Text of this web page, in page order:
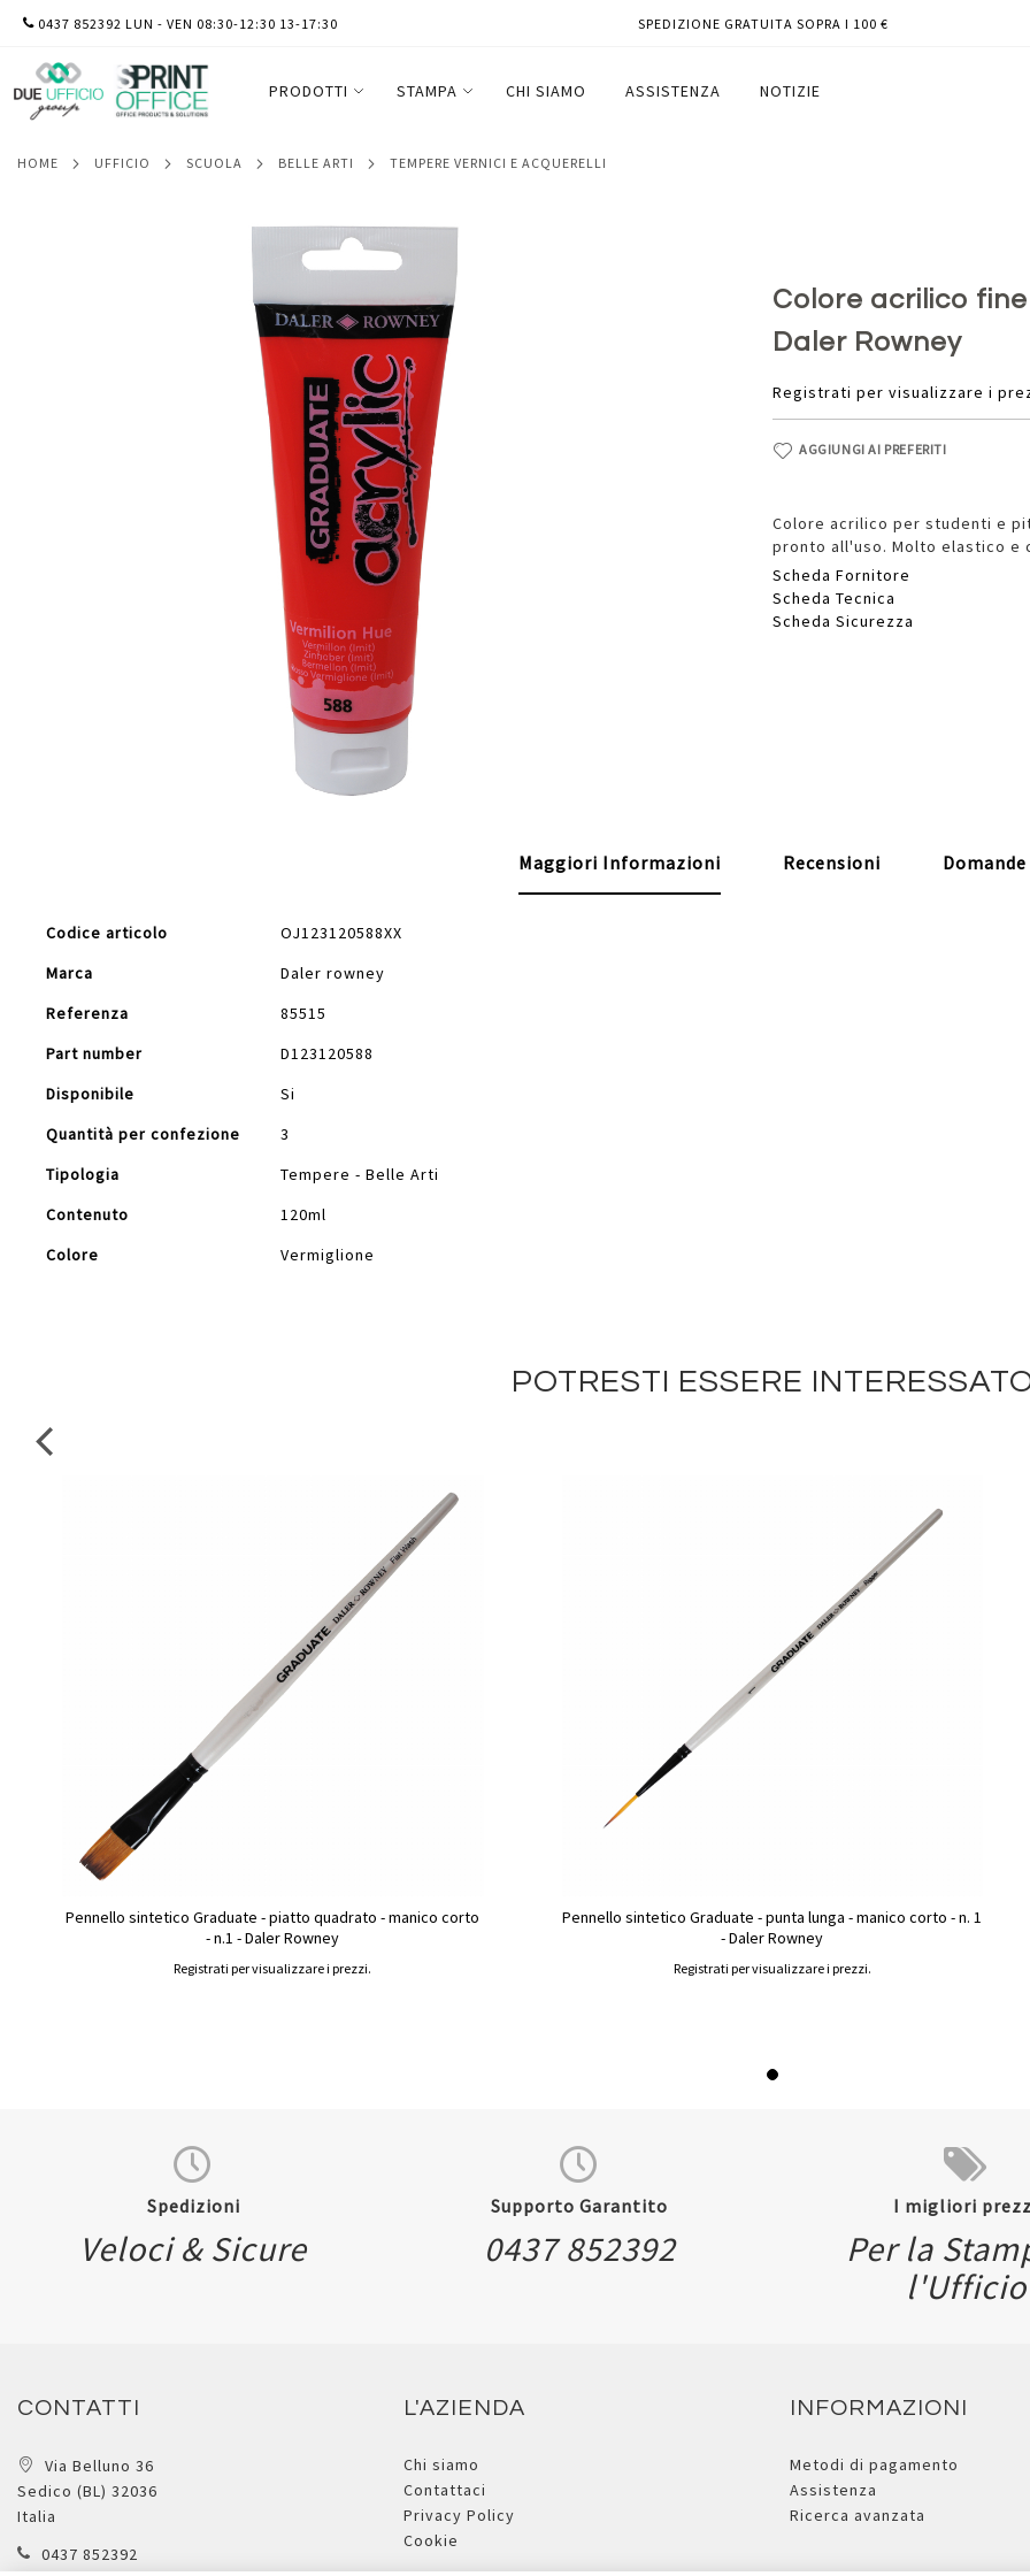
SALTA
CONTENUTO
0437 852392 LUN - VEN 08:30-12:30 13-17:30 SPEDIZIONE GRATUITA SOPRA I 100 €
PRODOTTI STAMPA CHI SIAMO ASSISTENZA NOTIZIE
HOME UFFICIO SCUOLA BELLE ARTI TEMPERE VERNICI E ACQUERELLI
Colore acrilico
Daler Rowney
Registrati per visualizzare i
AGGIUNGI AI PREFERITI
Colore acrilico per studenti e
pronto all'uso. Molto elastico e
Scheda Fornitore
Scheda Tecnica
Scheda Sicurezza
immagini
Maggiori Informazioni
Maggiori
Codice articolo
OJ123120588XX
Marca
Daler rowney
Referenza
85515
Part number
D123120588
Disponibile
Si
Quantità per confezione
3
Tipologia
Tempere - Belle Arti
Contenuto
120ml
Colore
Vermiglione
Recensioni Domande
POTRESTI ESSERE
Pennello sintetico Graduate - piatto quadrato - manico corto
- n.1 - Daler Rowney
Registrati per visualizzare i prezzi.
Pennello sintetico Graduate - punta lunga - manico corto - n. 1
- Daler Rowney
Registrati per visualizzare i prezzi.
Spedizioni
Veloci & Sicure
Supporto Garantito
0437 852392
I migliori
Per la
l'Ufficio
CONTATTI
Via Belluno 36
Sedico (BL) 32036
Italia
0437 852392
L'AZIENDA
Chi siamo
Contattaci
Privacy Policy
Cookie
INFORMAZIONI
Metodi di pagamento
Assistenza
Ricerca avanzata